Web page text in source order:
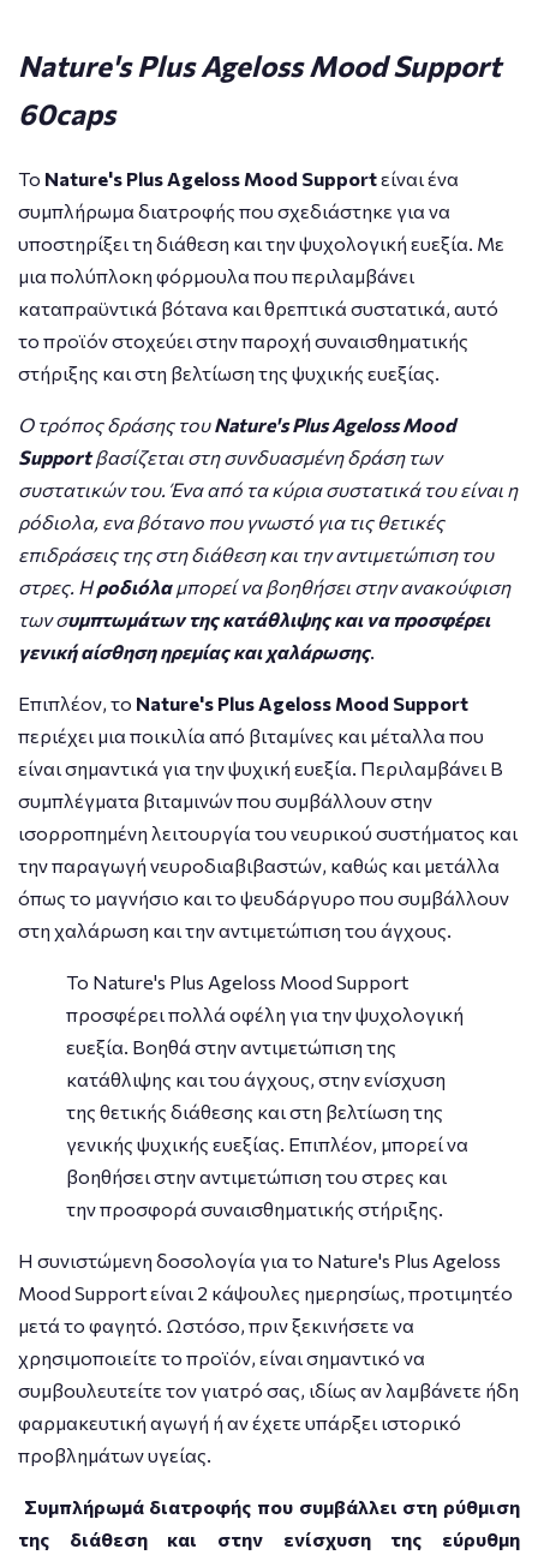
Nature's Plus Ageloss Mood Support
60caps
Το Nature's Plus Ageloss Mood Supportείναι ένα
συμπλήρωμα διατροφής που σχεδιάστηκε για να
υποστηρίξει τη διάθεση και την ψυχολογική ευεξία. Με
μια πολύπλοκη φόρμουλα που περιλαμβάνει
καταπραϋντικά βότανα και θρεπτικά συστατικά, αυτό
το προϊόν στοχεύει στην παροχή συναισθηματικής
στήριξης και στη βελτίωση της ψυχικής ευεξίας.
Ο τρόπος δράσης τουNature's Plus Ageloss Mood
Supportβασίζεται στη συνδυασμένη δράση των
συστατικών του. Ένα από τα κύρια συστατικά του είναι η
ρόδιολα, ενα βότανο που γνωστό για τις θετικές
επιδράσεις της στη διάθεση και την αντιμετώπιση του
στρες. Ηροδιόλαμπορεί να βοηθήσει στην ανακούφιση
των συμπτωμάτων της κατάθλιψης και να προσφέρει
γενική αίσθηση ηρεμίας και χαλάρωσης.
Επιπλέον, το Nature's Plus Ageloss Mood Support
περιέχει μια ποικιλία από βιταμίνες και μέταλλα που
είναι σημαντικά για την ψυχική ευεξία. Περιλαμβάνει B
συμπλέγματα βιταμινών που συμβάλλουν στην
ισορροπημένη λειτουργία του νευρικού συστήματος και
την παραγωγή νευροδιαβιβαστών, καθώς και μετάλλα
όπως το μαγνήσιο και το ψευδάργυρο που συμβάλλουν
στη χαλάρωση και την αντιμετώπιση του άγχους.
Το Nature's Plus Ageloss Mood Support
προσφέρει πολλά οφέλη για την ψυχολογική
ευεξία. Βοηθά στην αντιμετώπιση της
κατάθλιψης και του άγχους, στην ενίσχυση
της θετικής διάθεσης και στη βελτίωση της
γενικής ψυχικής ευεξίας. Επιπλέον, μπορεί να
βοηθήσει στην αντιμετώπιση του στρες και
την προσφορά συναισθηματικής στήριξης.
Η συνιστώμενη δοσολογία για το Nature's Plus Ageloss
Mood Support είναι 2 κάψουλες ημερησίως, προτιμητέο
μετά το φαγητό. Ωστόσο, πριν ξεκινήσετε να
χρησιμοποιείτε το προϊόν, είναι σημαντικό να
συμβουλευτείτε τον γιατρό σας, ιδίως αν λαμβάνετε ήδη
φαρμακευτική αγωγή ή αν έχετε υπάρξει ιστορικό
προβλημάτων υγείας.
Συμπλήρωμά διατροφής που συμβάλλει στη ρύθμιση
της διάθεση και στην ενίσχυση της εύρυθμη